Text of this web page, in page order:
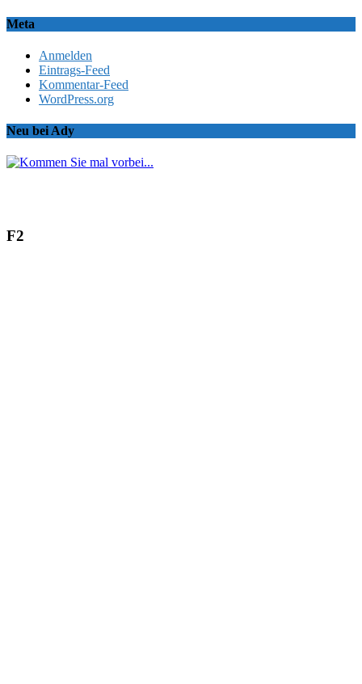
Meta
Anmelden
Eintrags-Feed
Kommentar-Feed
WordPress.org
Neu bei Ady
F2